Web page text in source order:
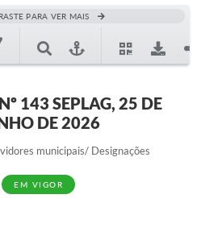
PARA VER MAIS
143 SEPLAG, 25 DE
DE 2026
municipais/ Designações
EM VIGOR